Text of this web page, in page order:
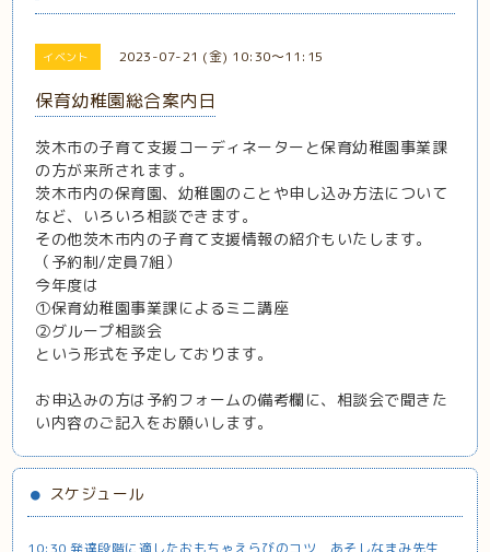
イベント 2023-07-21 (金) 10:30～11:15
保育幼稚園総合案内日
茨木市の子育て支援コーディネーターと保育幼稚園事業課
の方が来所されます。
茨木市内の保育園、幼稚園のことや申し込み方法について
など、いろいろ相談できます。
その他茨木市内の子育て支援情報の紹介もいたします。
（予約制/定員7組）
今年度は
①保育幼稚園事業課によるミニ講座
②グループ相談会
という形式を予定しております。
お申込みの方は予約フォームの備考欄に、相談会で聞きた
い内容のご記入をお願いします。
スケジュール
10:30 発達段階に適したおもちゃえらびのコツ あそしなまみ先生